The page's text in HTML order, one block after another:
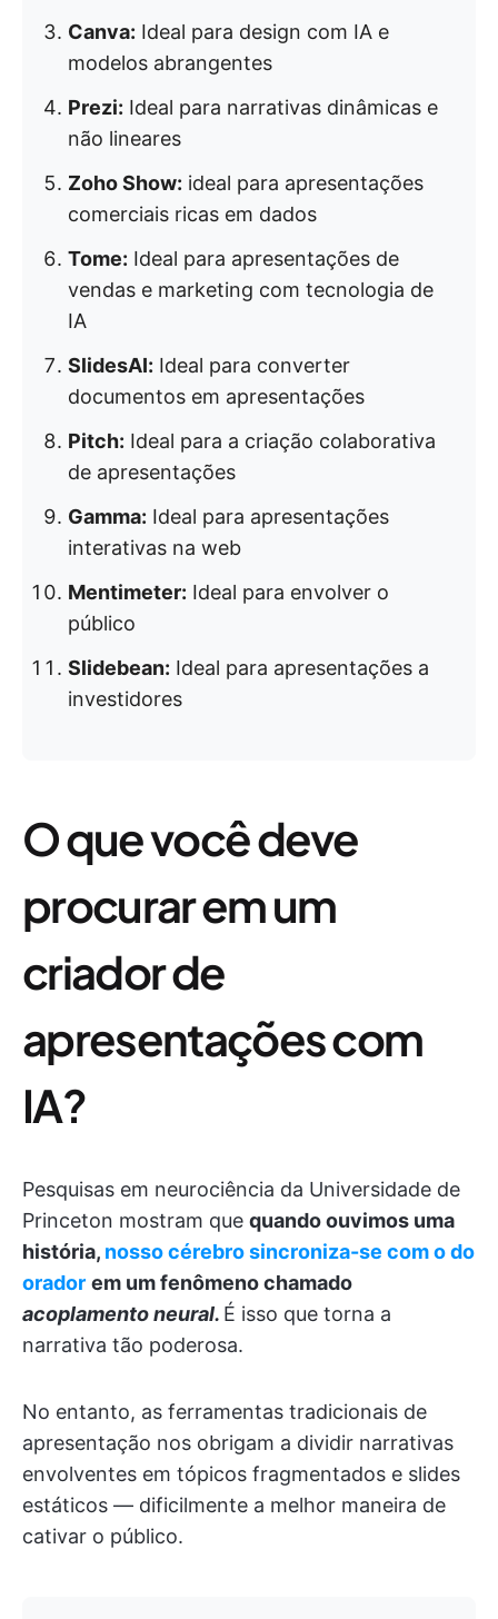
Canva: Ideal para design com IA e
modelos abrangentes
Prezi: Ideal para narrativas dinâmicas e
não lineares
Zoho Show: ideal para apresentações
comerciais ricas em dados
Tome: Ideal para apresentações de
vendas e marketing com tecnologia de
IA
SlidesAI: Ideal para converter
documentos em apresentações
Pitch: Ideal para a criação colaborativa
de apresentações
Gamma: Ideal para apresentações
interativas na web
Mentimeter: Ideal para envolver o
público
Slidebean: Ideal para apresentações a
investidores
O que você deve
procurar em um
criador de
apresentações com
IA?
Pesquisas em neurociência da Universidade de
Princeton mostram que quando ouvimos uma
história, nosso cérebro sincroniza-se com o do
orador em um fenômeno chamado
acoplamento neural. É isso que torna a
narrativa tão poderosa.
No entanto, as ferramentas tradicionais de
apresentação nos obrigam a dividir narrativas
envolventes em tópicos fragmentados e slides
estáticos — dificilmente a melhor maneira de
cativar o público.